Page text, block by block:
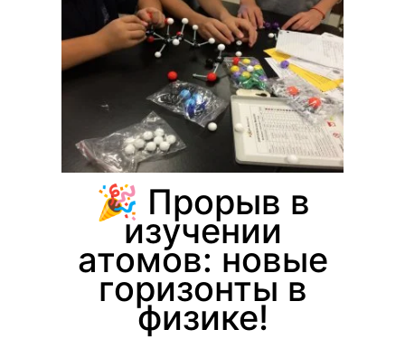
🎉 Прорыв в
изучении
атомов: новые
горизонты в
физике!